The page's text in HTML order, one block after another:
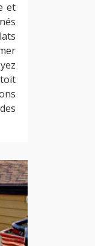
et